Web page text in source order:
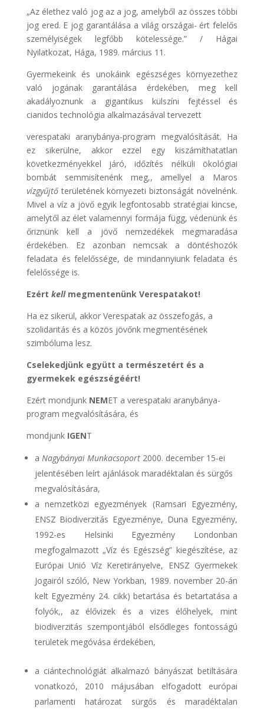
„Az élethez való jog az a jog, amelyből az összes többi
jog ered. E jog garantálása a világ országai- ért felelős
személyiségek legfőbb kötelessége.” / Hágai
Nyilatkozat, Hága, 1989. március 11.
Gyermekeink és unokáink egészséges környezethez
való jogának garantálása érdekében, meg kell
akadályoznunk a gigantikus külszíni fejtéssel és
cianidos technológia alkalmazásával tervezett
verespataki aranybánya-program megvalósítását. Ha
ez sikerülne, akkor ezzel egy kiszámíthatatlan
következményekkel járó, időzítés nélküli ökológiai
bombát semmisítenénk meg,, amellyel a Maros
vízgyűjtőterületének környezeti biztonságát növelnénk.
Mivel a víz a jövő egyik legfontosabb stratégiai kincse,
amelytől az élet valamennyi formája függ, védenünk és
őriznünk kell a jövő nemzedékek megmaradása
érdekében. Ez azonban nemcsak a döntéshozók
feladata és felelőssége, de mindannyiunk feladata és
felelőssége is.
Ezért kellmegmentenünk Verespatakot!
Ha ez sikerül, akkor Verespatak az összefogás, a
szolidaritás és a közös jövőnk megmentésének
szimbóluma lesz.
Cselekedjünk együtt a természetért és a
gyermekek egészségéért!
Ezért mondjunk NEMET a verespataki aranybánya-
program megvalósítására, és
mondjunk IGENT
a Nagybányai Munkacsoport 2000. december 15-ei
jelentésében leírt ajánlások maradéktalan és sürgős
megvalósítására,
a nemzetközi egyezmények (Ramsari Egyezmény,
ENSZ Biodiverzitás Egyezménye, Duna Egyezmény,
1992-es Helsinki Egyezmény Londonban
megfogalmazott „Víz és Egészség” kiegészítése, az
Európai Unió Víz Keretirányelve, ENSZ Gyermekek
Jogairól szóló, New Yorkban, 1989. november 20-án
kelt Egyezmény 24. cikk) betartása és betartatása a
folyók,, az élővizek és a vizes élőhelyek, mint
biodiverzitás szempontjából elsődleges fontosságú
területek megóvása érdekében,
a ciántechnológiát alkalmazó bányászat betiltására
vonatkozó, 2010 májusában elfogadott európai
parlamenti határozat sürgős és maradéktalan